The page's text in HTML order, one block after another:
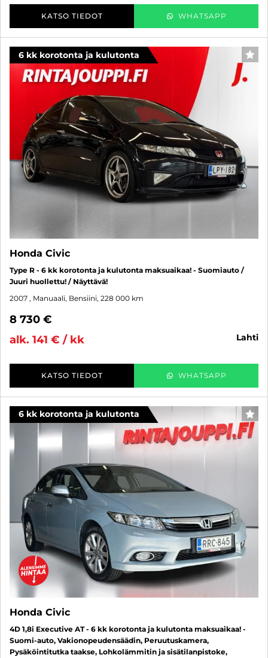
KATSO TIEDOT WHATSAPP
6 kk korotonta ja kulutonta
Honda Civic
Type R - 6 kk korotonta ja kulutonta maksuaikaa! - Suomiauto /
Juuri huollettu! / Näyttävä!
2007 , Manuaali, Bensiini, 228 000 km
8 730 €
alk. 141 € / kk
lahti
KATSO TIEDOT WHATSAPP
6 kk korotonta ja kulutonta
Honda Civic
4D 1,8i Executive AT - 6 kk korotonta ja kulutonta maksuaikaa! -
Suomi-auto, Vakionopeudensäädin, Peruutuskamera,
Pysäköintitutka taakse, Lohkolämmitin ja sisätilanpistoke,